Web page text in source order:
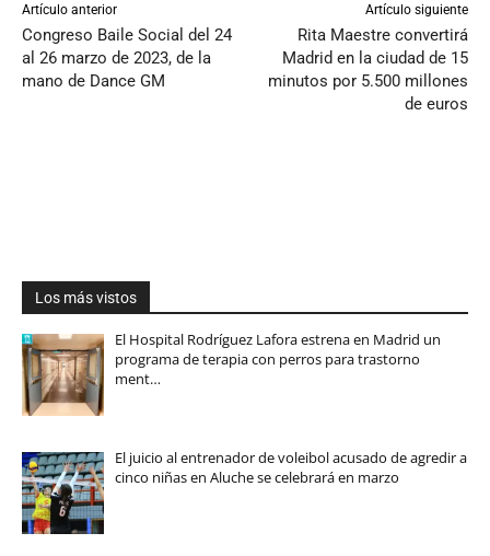
Artículo anterior
Congreso Baile Social del 24
al 26 marzo de 2023, de la
mano de Dance GM
Artículo siguiente
Rita Maestre convertirá
Madrid en la ciudad de 15
minutos por 5.500 millones
de euros
Los más vistos
El Hospital Rodríguez Lafora estrena en Madrid un
programa de terapia con perros para trastorno
ment…
El juicio al entrenador de voleibol acusado de agredir a
cinco niñas en Aluche se celebrará en marzo